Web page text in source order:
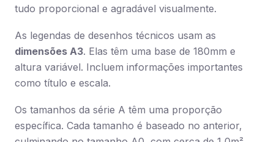
tudo proporcional e agradável visualmente.
As legendas de desenhos técnicos usam as
dimensões A3. Elas têm uma base de 180mm e
altura variável. Incluem informações importantes
como título e escala.
Os tamanhos da série A têm uma proporção
específica. Cada tamanho é baseado no anterior,